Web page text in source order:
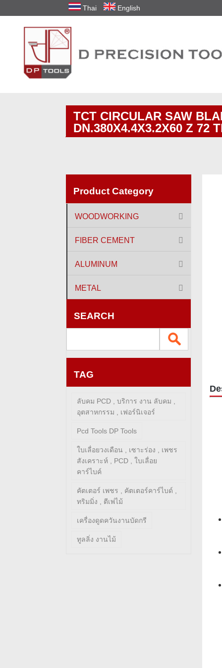
Thai English
TCT CIRCULAR SAW
DN.380X4.4X3.2X60 Z 72
Product Category
WOODWORKING
FIBER CEMENT
ALUMINUM
METAL
SEARCH
TAG
ลับคม PCD , บริการ งาน ลับคม ,
อุตสาหกรรม , เฟอร์นิเจอร์
Pcd Tools DP Tools
ใบเลื่อยวงเดือน , เซาะร่อง , เพชร
สังเคราะห์ , PCD , ใบเลื่อย
คาร์ไบค์
คัตเตอร์ เพชร , คัตเตอร์คาร์ไบด์ ,
ทริมมิ่ง , ตีเพ่ไม้
เครื่องดูดควันงานบัดกรี
ทูลลิ่ง งานไม้